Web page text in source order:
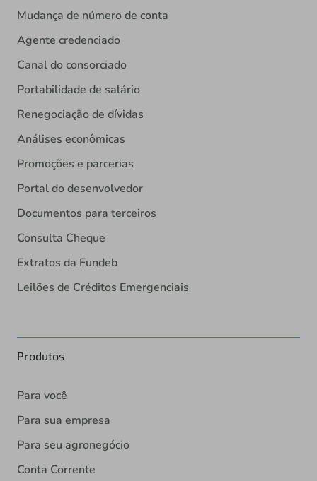
Mudança de número de conta
Agente credenciado
Canal do consorciado
Portabilidade de salário
Renegociação de dívidas
Análises econômicas
Promoções e parcerias
Portal do desenvolvedor
Documentos para terceiros
Consulta Cheque
Extratos da Fundeb
Leilões de Créditos Emergenciais
Produtos
Para você
Para sua empresa
Para seu agronegócio
Conta Corrente